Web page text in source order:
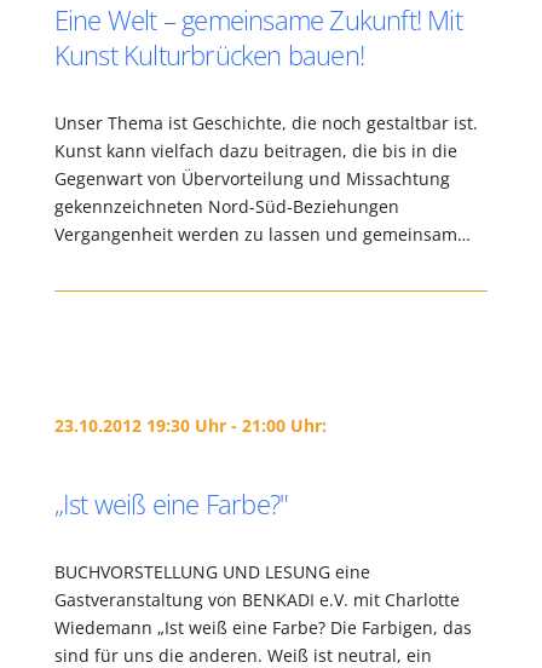
Eine Welt – gemeinsame Zukunft! Mit
Kunst Kulturbrücken bauen!
Unser Thema ist Geschichte, die noch gestaltbar ist.
Kunst kann vielfach dazu beitragen, die bis in die
Gegenwart von Übervorteilung und Missachtung
gekennzeichneten Nord-Süd-Beziehungen
Vergangenheit werden zu lassen und gemeinsam…
23.10.2012 19:30 Uhr - 21:00 Uhr:
„Ist weiß eine Farbe?"
BUCHVORSTELLUNG UND LESUNG eine
Gastveranstaltung von BENKADI e.V. mit Charlotte
Wiedemann „Ist weiß eine Farbe? Die Farbigen, das
sind für uns die anderen. Weiß ist neutral, ein